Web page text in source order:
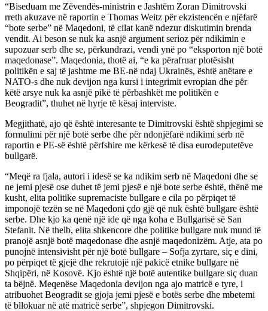
“Biseduam me Zëvendës-ministrin e Jashtëm Zoran Dimitrovski
rreth akuzave në raportin e Thomas Weitz për ekzistencën e njëfarë
“bote serbe” në Maqedoni, të cilat kanë ndezur diskutimin brenda
vendit. Ai beson se nuk ka asnjë argument serioz për ndikimin e
supozuar serb dhe se, përkundrazi, vendi ynë po “eksporton një botë
maqedonase”. Maqedonia, thotë ai, “e ka përafruar plotësisht
politikën e saj të jashtme me BE-në ndaj Ukrainës, është anëtare e
NATO-s dhe nuk devijon nga kursi i integrimit evropian dhe për
këtë arsye nuk ka asnjë pikë të përbashkët me politikën e
Beogradit”, thuhet në hyrje të kësaj interviste.
Megjithatë, ajo që është interesante te Dimitrovski është shpjegimi se
formulimi për një botë serbe dhe për ndonjëfarë ndikimi serb në
raportin e PE-së është përfshire me kërkesë të disa eurodeputetëve
bullgarë.
“Meqë ra fjala, autori i idesë se ka ndikim serb në Maqedoni dhe se
ne jemi pjesë ose duhet të jemi pjesë e një bote serbe është, thënë me
kusht, elita politike supremaciste bullgare e cila po përpiqet të
imponojë tezën se në Maqedoni çdo gjë që nuk është bullgare është
serbe. Dhe kjo ka qenë një ide që nga koha e Bullgarisë së San
Stefanit. Në thelb, elita shkencore dhe politike bullgare nuk mund të
pranojë asnjë botë maqedonase dhe asnjë maqedonizëm. Atje, ata po
punojnë intensivisht për një botë bullgare – Sofja zyrtare, siç e dini,
po përpiqet të gjejë dhe rekrutojë një pakicë etnike bullgare në
Shqipëri, në Kosovë. Kjo është një botë autentike bullgare siç duan
ta bëjnë. Meqenëse Maqedonia devijon nga ajo matricë e tyre, i
atribuohet Beogradit se gjoja jemi pjesë e botës serbe dhe mbetemi
të bllokuar në atë matricë serbe”, shpjegon Dimitrovski.